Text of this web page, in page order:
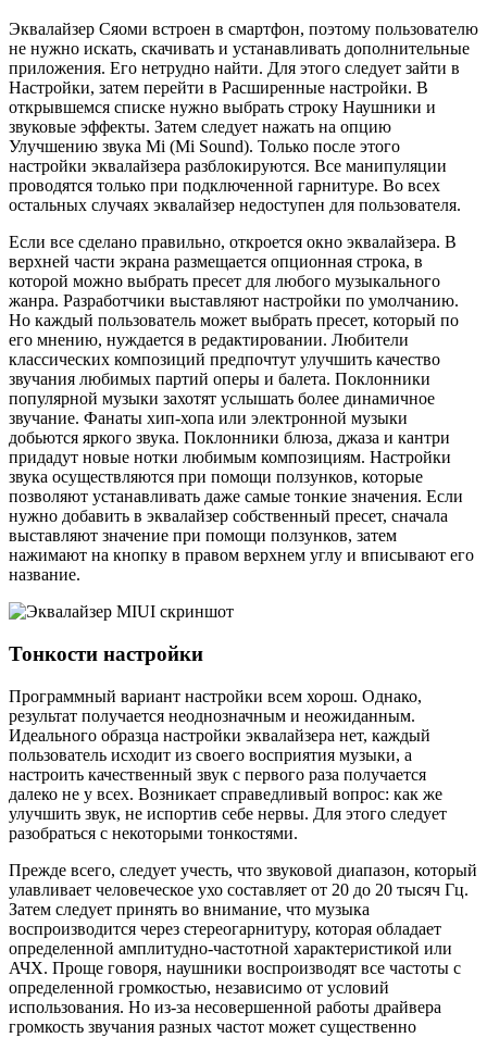
Эквалайзер Сяоми встроен в смартфон, поэтому пользователю
не нужно искать, скачивать и устанавливать дополнительные
приложения. Его нетрудно найти. Для этого следует зайти в
Настройки, затем перейти в Расширенные настройки. В
открывшемся списке нужно выбрать строку Наушники и
звуковые эффекты. Затем следует нажать на опцию
Улучшению звука Mi (Mi Sound). Только после этого
настройки эквалайзера разблокируются. Все манипуляции
проводятся только при подключенной гарнитуре. Во всех
остальных случаях эквалайзер недоступен для пользователя.
Если все сделано правильно, откроется окно эквалайзера. В
верхней части экрана размещается опционная строка, в
которой можно выбрать пресет для любого музыкального
жанра. Разработчики выставляют настройки по умолчанию.
Но каждый пользователь может выбрать пресет, который по
его мнению, нуждается в редактировании. Любители
классических композиций предпочтут улучшить качество
звучания любимых партий оперы и балета. Поклонники
популярной музыки захотят услышать более динамичное
звучание. Фанаты хип-хопа или электронной музыки
добьются яркого звука. Поклонники блюза, джаза и кантри
придадут новые нотки любимым композициям. Настройки
звука осуществляются при помощи ползунков, которые
позволяют устанавливать даже самые тонкие значения. Если
нужно добавить в эквалайзер собственный пресет, сначала
выставляют значение при помощи ползунков, затем
нажимают на кнопку в правом верхнем углу и вписывают его
название.
Тонкости настройки
Программный вариант настройки всем хорош. Однако,
результат получается неоднозначным и неожиданным.
Идеального образца настройки эквалайзера нет, каждый
пользователь исходит из своего восприятия музыки, а
настроить качественный звук с первого раза получается
далеко не у всех. Возникает справедливый вопрос: как же
улучшить звук, не испортив себе нервы. Для этого следует
разобраться с некоторыми тонкостями.
Прежде всего, следует учесть, что звуковой диапазон, который
улавливает человеческое ухо составляет от 20 до 20 тысяч Гц.
Затем следует принять во внимание, что музыка
воспроизводится через стереогарнитуру, которая обладает
определенной амплитудно-частотной характеристикой или
АЧХ. Проще говоря, наушники воспроизводят все частоты с
определенной громкостью, независимо от условий
использования. Но из-за несовершенной работы драйвера
громкость звучания разных частот может существенно